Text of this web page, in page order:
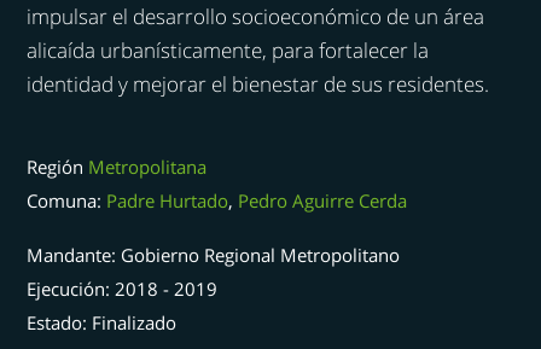
impulsar el desarrollo socioeconómico de un área
alicaída urbanísticamente, para fortalecer la
identidad y mejorar el bienestar de sus residentes.
Región Metropolitana
Comuna: Padre Hurtado Pedro Aguirre Cerda
Mandante: Gobierno Regional Metropolitano
Ejecución: 2018 - 2019
Estado: Finalizado